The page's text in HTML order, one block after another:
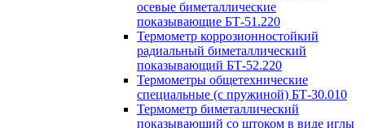
осевые биметаллические
показывающие БТ-51.220
Термометр коррозионностойкий
радиальный биметаллический
показывающий БТ-52.220
Термометры общетехнические
специальные (с пружиной) БТ-30.010
Термометр биметаллический
показывающий со штоком в виде иглы